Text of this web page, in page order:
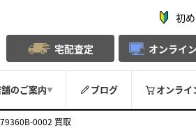
初
宅配査定 オンライ
のご案内▼ ブログ オンライ
0002 買取